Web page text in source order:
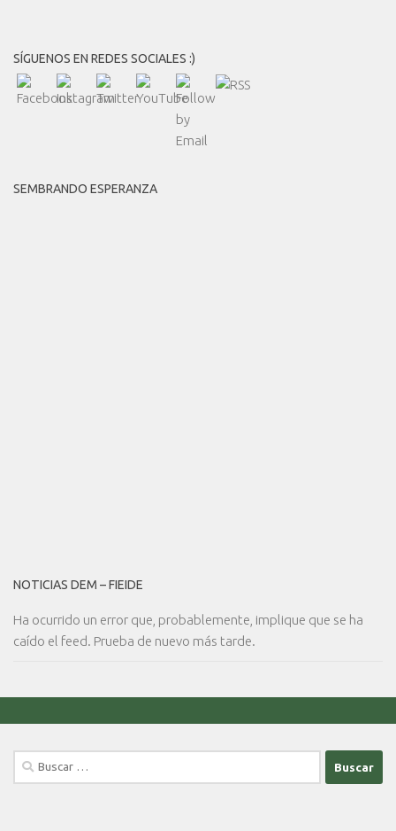
SÍGUENOS EN REDES SOCIALES :)
SEMBRANDO ESPERANZA
NOTICIAS DEM – FIEIDE
Ha ocurrido un error que, probablemente, implique que se ha
caído el feed. Prueba de nuevo más tarde.
Buscar: